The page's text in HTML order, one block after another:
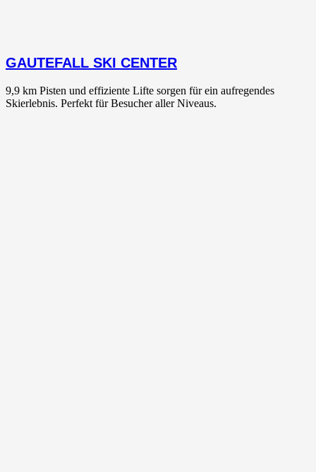
GAUTEFALL SKI CENTER
9,9 km Pisten und effiziente Lifte sorgen für ein aufregendes
Skierlebnis. Perfekt für Besucher aller Niveaus.